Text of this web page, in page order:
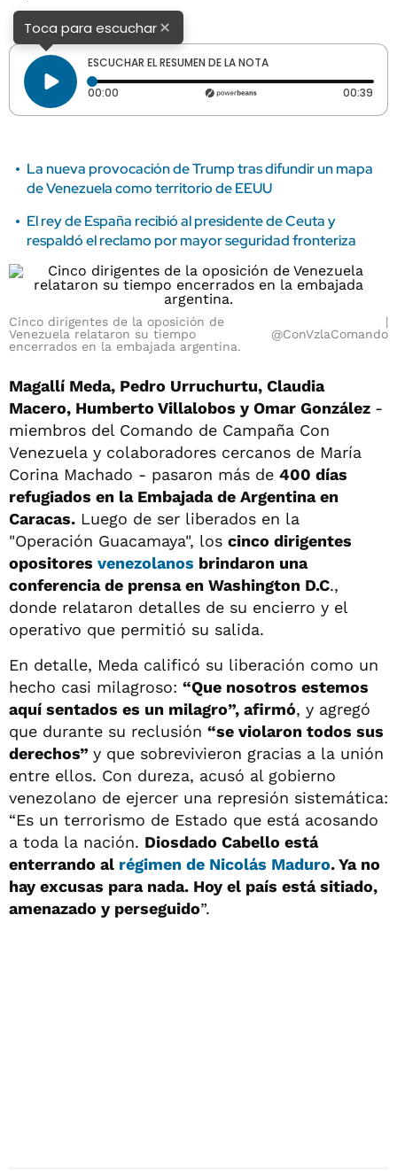
Toca para escuchar×
ESCUCHAR EL RESUMEN DE LA NOTA
00:00 Tiempo transcurrido: 0 segundos 00:39
La nueva provocación de Trump tras difundir un mapa
de Venezuela como territorio de EEUU
El rey de España recibió al presidente de Ceuta y
respaldó el reclamo por mayor seguridad fronteriza
Cinco dirigentes de la oposición de
Venezuela relataron su tiempo
encerrados en la embajada argentina.
@ConVzlaComando
Magallí Meda, Pedro Urruchurtu, Claudia
Macero, Humberto Villalobos y Omar González -
miembros del Comando de Campaña Con
Venezuela y colaboradores cercanos de María
Corina Machado - pasaron más de 400 días
refugiados en la Embajada de Argentina en
Caracas. Luego de ser liberados en la
"Operación Guacamaya", los cinco dirigentes
opositores venezolanos brindaron una
conferencia de prensa en Washington D.C.,
donde relataron detalles de su encierro y el
operativo que permitió su salida.
En detalle, Meda calificó su liberación como un
hecho casi milagroso: “Que nosotros estemos
aquí sentados es un milagro”, afirmó, y agregó
que durante su reclusión “se violaron todos sus
derechos” y que sobrevivieron gracias a la unión
entre ellos. Con dureza, acusó al gobierno
venezolano de ejercer una represión sistemática:
“Es un terrorismo de Estado que está acosando
a toda la nación. Diosdado Cabello está
enterrando al régimen de Nicolás Maduro. Ya no
hay excusas para nada. Hoy el país está sitiado,
amenazado y perseguido”.